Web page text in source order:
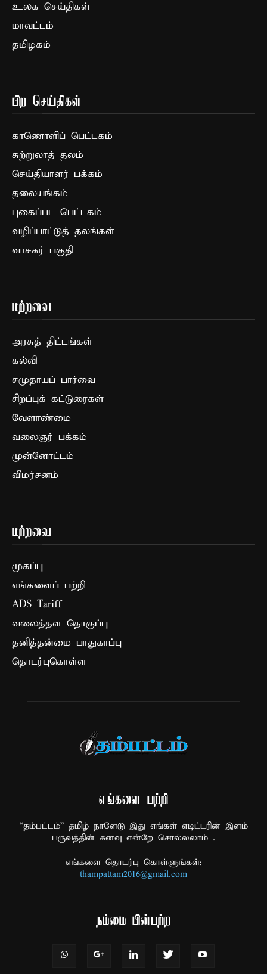
உலக செய்திகள்
மாவட்டம்
தமிழகம்
பிற செய்திகள்
காணொளிப் பெட்டகம்
சுற்றுலாத் தலம்
செய்தியாளர் பக்கம்
தலையங்கம்
புகைப்பட பெட்டகம்
வழிப்பாட்டுத் தலங்கள்
வாசகர் பகுதி
மற்றவை
அரசுத் திட்டங்கள்
கல்வி
சமுதாயப் பார்வை
சிறப்புக் கட்டுரைகள்
வேளாண்மை
வலைஞர் பக்கம்
முன்னோட்டம்
விமர்சனம்
மற்றவை
முகப்பு
எங்களைப் பற்றி
ADS Tariff
வலைத்தள தொகுப்பு
தனித்தன்மை பாதுகாப்பு
தொடர்புகொள்ள
எங்களை பற்றி
“தம்பட்டம்” தமிழ் நாளேடு இது எங்கள் எடிட்டரின் இளம்
பருவத்தின் கனவு என்றே சொல்லலாம் .
எங்களை தொடர்பு கொள்ளுங்கள்:
thampattam2016@gmail.com
நம்மை பின்பற்ற